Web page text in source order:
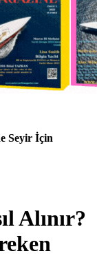
Seyir İçin
Alınır?